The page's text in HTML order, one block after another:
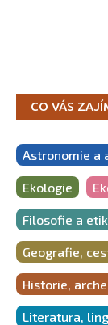
CO VÁS
Astronomie a
Ekologie
Filosofie a
Geografie,
Historie,
Literatura,